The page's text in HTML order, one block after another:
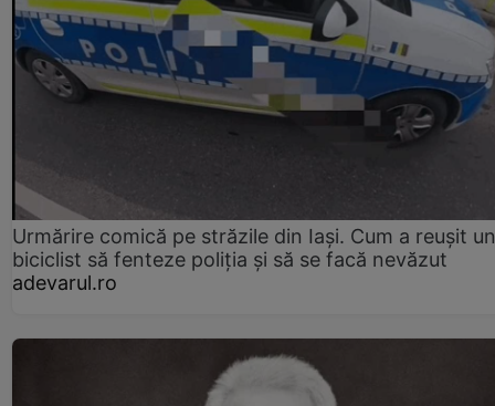
Urmărire comică pe străzile din Iași. Cum a reușit un
biciclist să fenteze poliția și să se facă nevăzut
adevarul.ro